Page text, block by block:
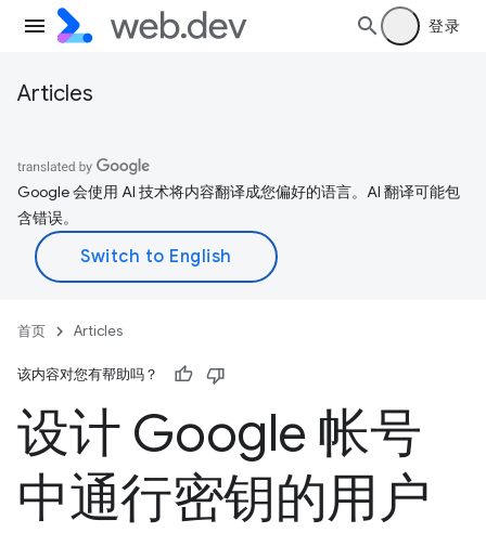
登录
Articles
Google 会使用 AI 技术将内容翻译成您偏好的语言。AI 翻译可能包
含错误。
首页 Articles
该内容对您有帮助吗？
设计 Google 帐号
中通行密钥的用户